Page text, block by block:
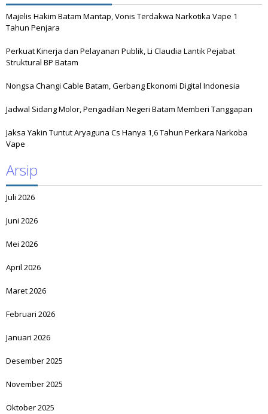
Majelis Hakim Batam Mantap, Vonis Terdakwa Narkotika Vape 1
Tahun Penjara
Perkuat Kinerja dan Pelayanan Publik, Li Claudia Lantik Pejabat
Struktural BP Batam
Nongsa Changi Cable Batam, Gerbang Ekonomi Digital Indonesia
Jadwal Sidang Molor, Pengadilan Negeri Batam Memberi Tanggapan
Jaksa Yakin Tuntut Aryaguna Cs Hanya 1,6 Tahun Perkara Narkoba
Vape
Arsip
Juli 2026
Juni 2026
Mei 2026
April 2026
Maret 2026
Februari 2026
Januari 2026
Desember 2025
November 2025
Oktober 2025